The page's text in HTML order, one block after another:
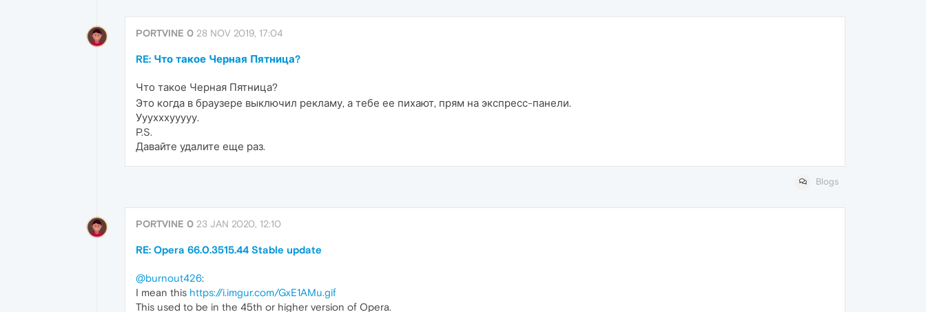
PORTVINE 0 28 NOV 2019, 17:04
RE: Что такое Черная Пятница?
Что такое Черная Пятница?
Это когда в браузере выключил рекламу, а тебе ее пихают, прям на экспресс-панели.
Ууухххууууу.
P.S.
Давайте удалите еще раз.
Blogs
PORTVINE 0 23 JAN 2020, 12:10
RE: Opera 66.0.3515.44 Stable update
@burnout426:
I mean this https://i.imgur.com/GxE1AMu.gif
This used to be in the 45th or higher version of Opera.